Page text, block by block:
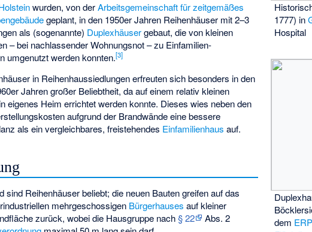
1777) in
Hospital
dem
wurden, von derArbeitsgemeinschaft für zeitgemäßes
geplant, in den 1950er Jahren Reihenhäuser mit 2–3
als (sogenannte) Duplexhäusergebaut, die von kleinen
– bei nachlassender Wohnungsnot – zu Einfamilien-
umgenutzt werden konnten.[3]
in Reihenhaussiedlungen erfreuten sich besonders in den
Jahren großer Beliebtheit, da auf einem relativ kleinen
eigenes Heim errichtet werden konnte. Dieses wies neben den
aufgrund der Brandwände eine bessere
als ein vergleichbares, freistehendes Einfamilienhaus auf.
sind Reihenhäuser beliebt; die neuen Bauten greifen auf das
mehrgeschossigen Bürgerhauses auf kleiner
zurück, wobei die Hausgruppe nach§ 22
Abs. 2